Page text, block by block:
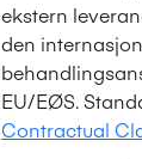
ekstern
den
EU/EØS.
Contractual